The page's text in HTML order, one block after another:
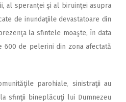
al speranţei şi al biruinţei asupra
de inundaţiile devastatoare din
la sfintele moaşte, în data
600 de pelerini din zona afectată
parohiale, sinistraţii au
sfinţii bineplăcuţi lui Dumnezeu